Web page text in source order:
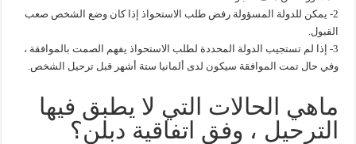
2- يمكن للدولة المسؤولة رفض طلب الاستحواذ إذا كان وضع الشخص صعب
القبول.
3- إذا لم تستجيب الدولة المحددة لطلب الاستحواذ يفهم الصمت بالموافقة ،
وفي حال تمت الموافقة سيكون لدى ألمانيا ستة أشهر قبل ترحيل الشخص.
ماهي الحالات التي لا يطبق فيها
الترحيل ، وفق اتفاقية دبلن؟